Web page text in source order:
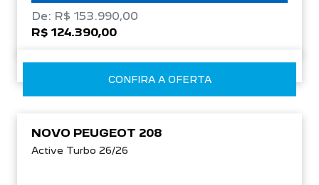
De: R$ 153.990,00
R$ 124.390,00
CONFIRA A OFERTA
NOVO PEUGEOT 208
Active Turbo 26/26